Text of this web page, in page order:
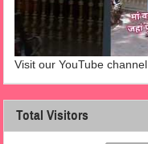
Visit our YouTube channel
Total Visitors